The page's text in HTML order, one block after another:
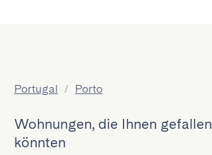
Portugal / Porto
Wohnungen, die Ihnen gefallen
könnten